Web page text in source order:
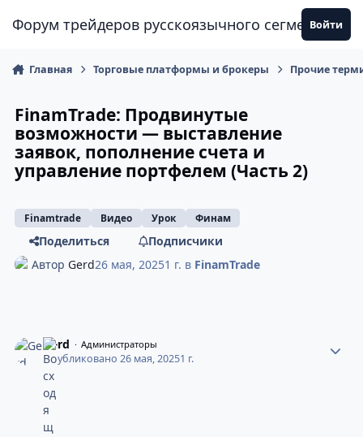
Форум трейдеров русскоязычного сегмента
Войти
Главная Торговые платформы и брокеры Прочие
FinamTrade: Продвинутые
возможности — выставление
заявок, пополнение счета и
управление портфелем (Часть 2)
Finamtrade Видео Урок Финам
Поделиться
Подписчики
Автор Gerd26 мая, 20251 г. в FinamTrade
Gerd Администраторы
Опубликовано26 мая, 20251 г.